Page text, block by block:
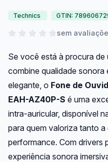
Technics GTIN:
sem
Se você está à procura
combine qualidade
elegante, o Fone de
EAH-AZ40P-S é uma
intra-auricular, disponível
para quem valoriza tanto
performance. Com drivers
experiência sonora